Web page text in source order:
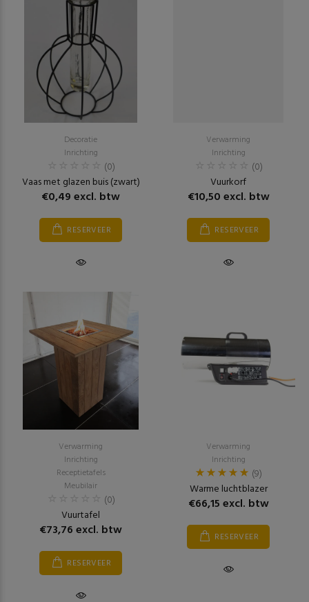
Decoratie
Inrichting
(0)
Vaas met glazen buis (zwart)
€0,49 excl. btw
RESERVEER
Verwarming
Inrichting
(0)
Vuurkorf
€10,50 excl. btw
RESERVEER
Verwarming
Inrichting
Receptietafels
Meubilair
(0)
Vuurtafel
€73,76 excl. btw
RESERVEER
Verwarming
Inrichting
(9)
Warme luchtblazer
€66,15 excl. btw
RESERVEER